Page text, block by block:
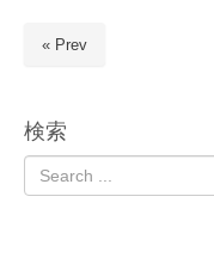
« Prev
検索